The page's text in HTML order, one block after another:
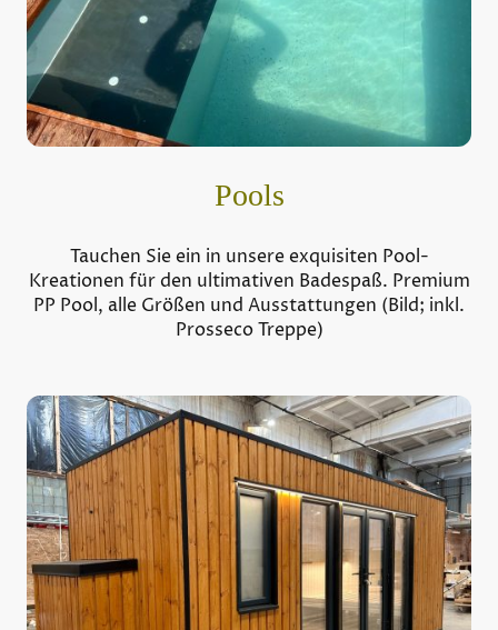
Pools
Tauchen Sie ein in unsere exquisiten Pool-
Kreationen für den ultimativen Badespaß. Premium
PP Pool, alle Größen und Ausstattungen (Bild; inkl.
Prosseco Treppe)